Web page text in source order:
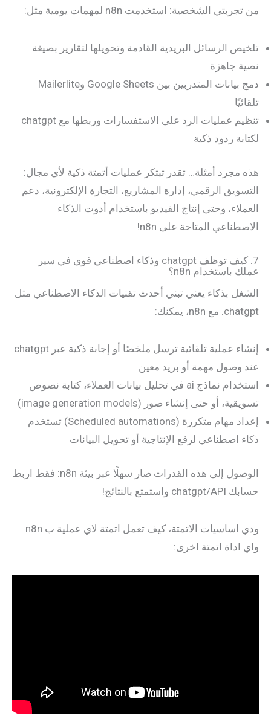
من تجربتي الشخصية: استخدمت n8n لمهمات يومية مثل:
تلخيص الرسائل البريدية القادمة وتحويلها لتقارير بصيغة
نصية جاهزة
دمج بيانات المتدربين بين Google Sheets وMailerlite
تلقائيًا
تنظيم عمليات الرد على الاستفسارات وربطها مع chatgpt
لكتابة ردود ذكية
هذه مجرد أمثلة… تقدر تبتكر عمليات أتمتة ذكية لأي مجال:
التسويق الرقمي، إدارة المشاريع، التجارة الإلكترونية، دعم
العملاء، وحتى إنتاج الفيديو باستخدام أدوت الذكاء
الاصطناعي المتاحة على n8n!
7. كيف توظف chatgpt وذكاء اصطناعي قوي في سير
عملك باستخدام n8n؟
الشغل بذكاء يعني تبني أحدث تقنيات الذكاء الاصطناعي مثل
chatgpt. مع n8n، يمكنك:
إنشاء عملية تلقائية ترسل ملخصًا أو إجابة ذكية عبر chatgpt
عند وصول مهمة أو بريد معين
استخدام نماذج ai في تحليل بيانات العملاء، كتابة نصوص
تسويقية، أو حتى إنشاء صور (image generation models)
إعداد مهام متكررة (Scheduled automations) تستخدم
ذكاء اصطناعي لرفع الإنتاجية أو تحويل البيانات
الوصول إلى هذه القدرات صار سهلًا عبر بيئة n8n: فقط اربط
حسابك chatgpt/API واستمتع بالنتائج!
ودي اساسيات الاتمتة، كيف تعمل اتمتة لاي عملية ب n8n
واي اداة اتمتة اخرى: